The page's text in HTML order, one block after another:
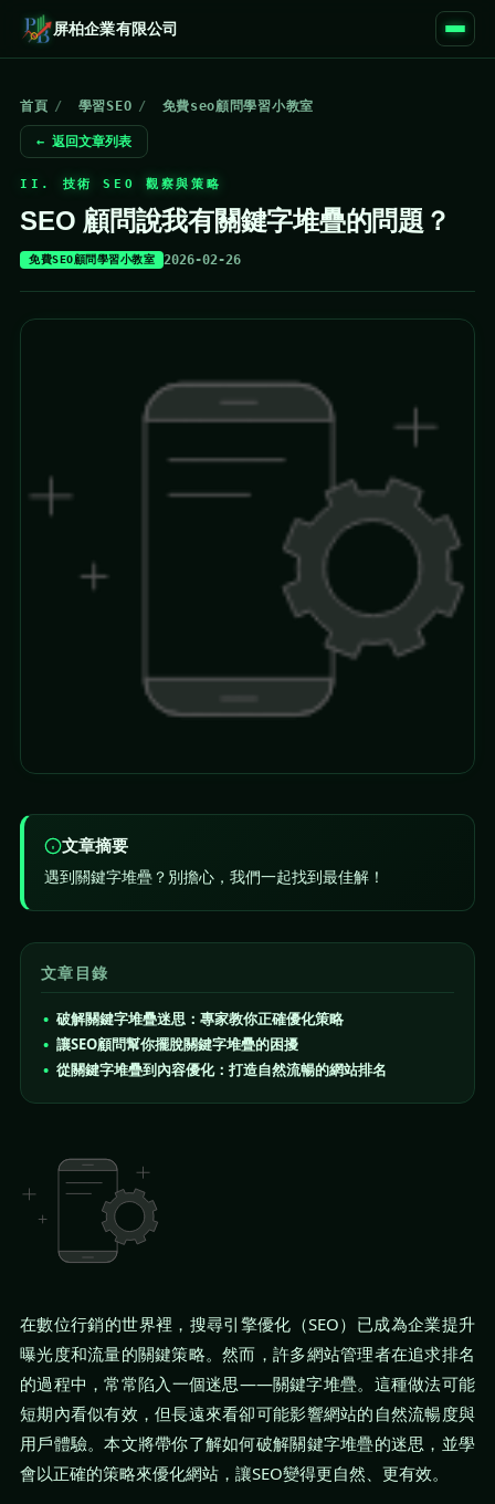
屏柏企業有限公司
首頁 / 學習SEO / 免費seo顧問學習小教室
← 返回文章列表
II. 技術 SEO 觀察與策略
SEO 顧問說我有關鍵字堆疊的問題？
免費SEO顧問學習小教室 2026-02-26
文章摘要
遇到關鍵字堆疊？別擔心，我們一起找到最佳解！
文章目錄
破解關鍵字堆疊迷思：專家教你正確優化策略
讓SEO顧問幫你擺脫關鍵字堆疊的困擾
從關鍵字堆疊到內容優化：打造自然流暢的網站排名
在數位行銷的世界裡，搜尋引擎優化（SEO）已成為企業提升
曝光度和流量的關鍵策略。然而，許多網站管理者在追求排名
的過程中，常常陷入一個迷思——關鍵字堆疊。這種做法可能
短期內看似有效，但長遠來看卻可能影響網站的自然流暢度與
用戶體驗。本文將帶你了解如何破解關鍵字堆疊的迷思，並學
會以正確的策略來優化網站，讓SEO變得更自然、更有效。